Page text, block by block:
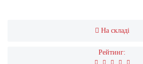
На складі
Рейтинг: